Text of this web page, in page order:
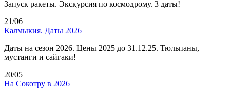
Запуск ракеты. Экскурсия по космодрому. 3 даты!
21/06
Калмыкия. Даты 2026
Даты на сезон 2026. Цены 2025 до 31.12.25. Тюльпаны,
мустанги и сайгаки!
20/05
На Сокотру в 2026